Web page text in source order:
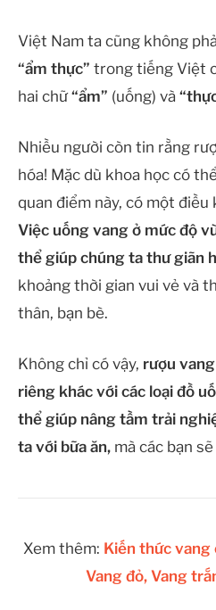
Việt Nam ta cũng không
“ẩm thực” trong tiếng Việt
hai chữ“ẩm” (uống) và
Nhiều người còn tin rằng
hóa! Mặc dù khoa học có
quan điểm này, có một điều
Việc uống vang ở mức độ
thể giúp chúng ta thư giãn
khoảng thời gian vui vẻ và
thân, bạn bè.
Không chỉ có vậy, rượu
riêng khác với các loại đồ
thể giúp nâng tầm trải
ta với bữa ăn, mà các bạn
Xem thêm: Kiến thức vang
Vang đỏ, Vang